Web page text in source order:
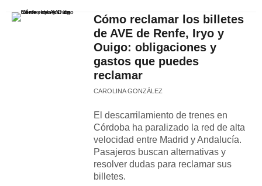
Cómo reclamar los billetes
de AVE de Renfe, Iryo y
Ouigo: obligaciones y
gastos que puedes
reclamar
CAROLINA GONZÁLEZ
El descarrilamiento de trenes en
Córdoba ha paralizado la red de alta
velocidad entre Madrid y Andalucía.
Pasajeros buscan alternativas y
resolver dudas para reclamar sus
billetes.